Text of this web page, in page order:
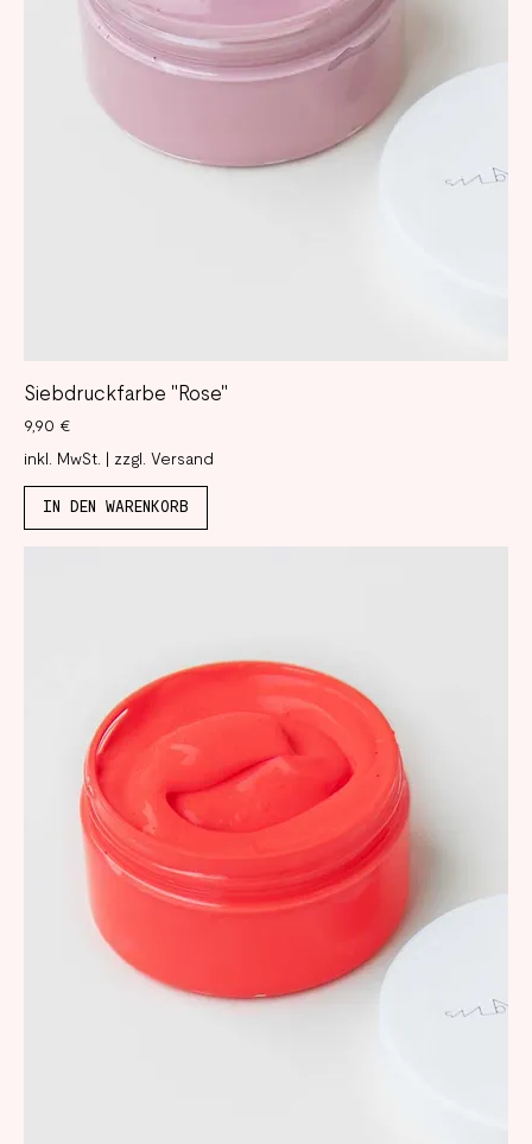
Siebdruckfarbe "Rose"
Preis
9,90 €
inkl. MwSt. zzgl. Versand
IN DEN WARENKORB